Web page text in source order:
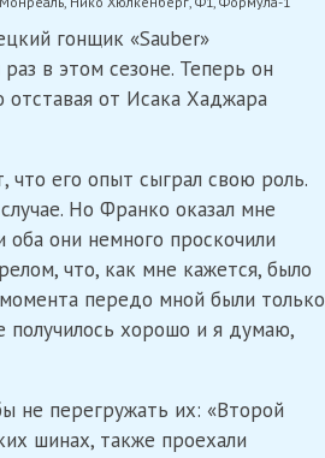
гонщик «Sauber»
в этом сезоне. Теперь он
отставая от Исака Хаджара
что его опыт сыграл свою роль.
Но Франко оказал мне
оба они немного проскочили
что, как мне кажется, было
передо мной были только
получилось хорошо и я думаю,
не перегружать их: «Второй
шинах, также проехали